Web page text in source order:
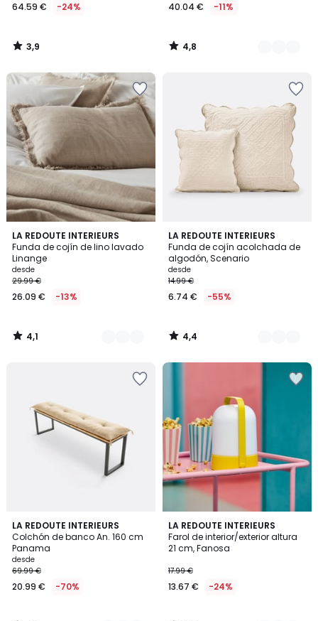
64.59 € -24%
3,9
/
40.04 € -11%
4,8
/
LA REDOUTE INTERIEURS
Funda de cojín de lino lavado
Linange
desde
29.99 €
26.09 € -13%
4,1
/ 5
5
Colores
4,1
/
LA REDOUTE INTERIEURS
Funda de cojín acolchada de
algodón, Scenario
desde
14.99 €
6.74 € -55%
4,4
/ 5
6
Colores
4,4
/
LA REDOUTE INTERIEURS
Colchón de banco An. 160 cm
Panama
desde
69.99 €
20.99 € -70%
4,2
/ 5
5
Colores
LA REDOUTE INTERIEURS
Farol de interior/exterior altura
21 cm, Fanosa
17.99 €
13.67 € -24%
3,5
/ 5
3
Colores